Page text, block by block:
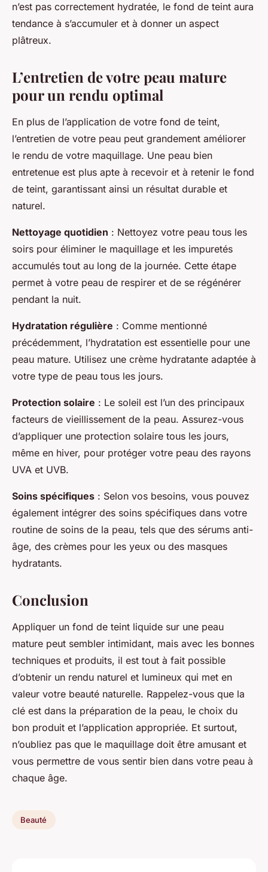
n’est pas correctement hydratée, le fond de teint aura
tendance à s’accumuler et à donner un aspect
plâtreux.
L’entretien de votre peau mature
pour un rendu optimal
En plus de l’application de votre fond de teint,
l’entretien de votre peau peut grandement améliorer
le rendu de votre maquillage. Une peau bien
entretenue est plus apte à recevoir et à retenir le fond
de teint, garantissant ainsi un résultat durable et
naturel.
Nettoyage quotidien : Nettoyez votre peau tous les
soirs pour éliminer le maquillage et les impuretés
accumulés tout au long de la journée. Cette étape
permet à votre peau de respirer et de se régénérer
pendant la nuit.
Hydratation régulière : Comme mentionné
précédemment, l’hydratation est essentielle pour une
peau mature. Utilisez une crème hydratante adaptée à
votre type de peau tous les jours.
Protection solaire : Le soleil est l’un des principaux
facteurs de vieillissement de la peau. Assurez-vous
d’appliquer une protection solaire tous les jours,
même en hiver, pour protéger votre peau des rayons
UVA et UVB.
Soins spécifiques : Selon vos besoins, vous pouvez
également intégrer des soins spécifiques dans votre
routine de soins de la peau, tels que des sérums anti-
âge, des crèmes pour les yeux ou des masques
hydratants.
Conclusion
Appliquer un fond de teint liquide sur une peau
mature peut sembler intimidant, mais avec les bonnes
techniques et produits, il est tout à fait possible
d’obtenir un rendu naturel et lumineux qui met en
valeur votre beauté naturelle. Rappelez-vous que la
clé est dans la préparation de la peau, le choix du
bon produit et l’application appropriée. Et surtout,
n’oubliez pas que le maquillage doit être amusant et
vous permettre de vous sentir bien dans votre peau à
chaque âge.
Beauté